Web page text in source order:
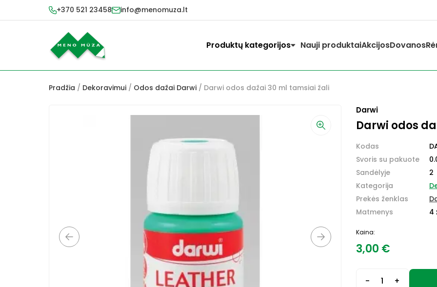
+370 521 23458 info@menomuza.lt
Produktų kategorijos Nauji produktaiAkcijosDovanos
Pradžia / Dekoravimui / Odos dažai Darwi / Darwi odos dažai 30 ml tamsiai žali
Darwi
Darwi odos
Kodas
Svoris su pakuote
Sandėlyje
Kategorija
Prekės ženklas
Matmenys
2
4
Kaina:
3,00 €
- +